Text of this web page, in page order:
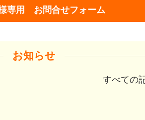
専用 お問合せフォーム
お知らせ
すべての